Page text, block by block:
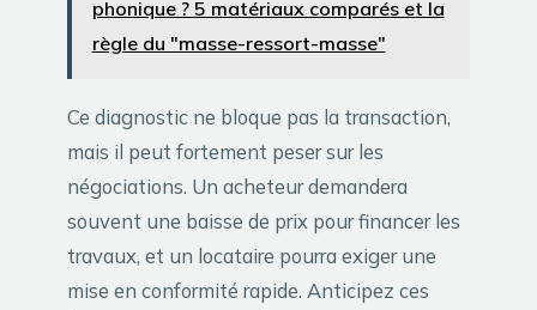
phonique ? 5 matériaux comparés et la
règle du "masse-ressort-masse"
Ce diagnostic ne bloque pas la transaction,
mais il peut fortement peser sur les
négociations. Un acheteur demandera
souvent une baisse de prix pour financer les
travaux, et un locataire pourra exiger une
mise en conformité rapide. Anticipez ces